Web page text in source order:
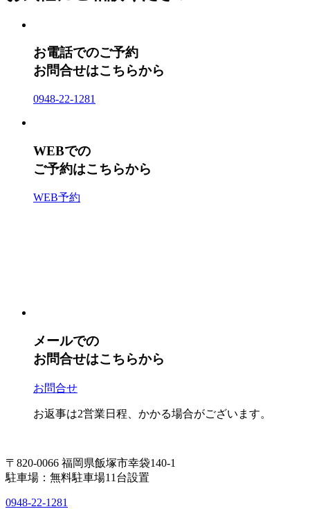
お電話でのご予約
お問合せはこちらから
0948-22-1281
WEBでの
ご予約はこちらから
WEB予約
メールでの
お問合せはこちらから
お問合せ
お返事は2営業日程、かかる場合がございます。
〒820-0066 福岡県飯塚市幸袋140-1
駐車場：無料駐車場11台設置
0948-22-1281